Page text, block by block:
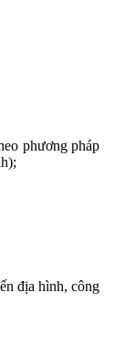
phương pháp
địa hình, công